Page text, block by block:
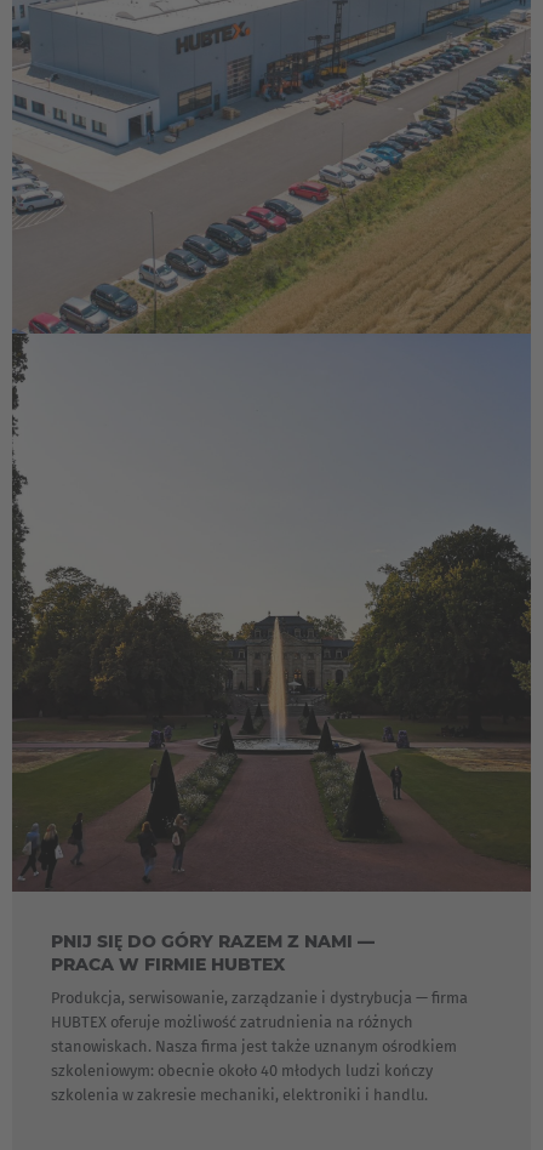
PNIJ SIĘ DO GÓRY RAZEM Z NAMI —
PRACA W FIRMIE HUBTEX
Produkcja, serwisowanie, zarządzanie i dystrybucja — firma
HUBTEX oferuje możliwość zatrudnienia na różnych
stanowiskach. Nasza firma jest także uznanym ośrodkiem
szkoleniowym: obecnie około 40 młodych ludzi kończy
szkolenia w zakresie mechaniki, elektroniki i handlu.